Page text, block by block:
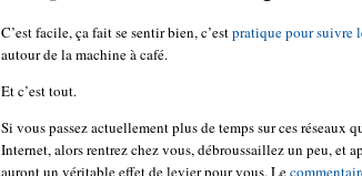
C’est facile, ça fait se sentir bien, c’estpratique pour suivre
autour de la machine à café.
Et c’est tout.
Si vous passez actuellement plus de temps sur ces réseaux
Internet, alors rentrez chez vous, débroussaillez un peu, et
auront un véritable effet de levier pour vous. Le